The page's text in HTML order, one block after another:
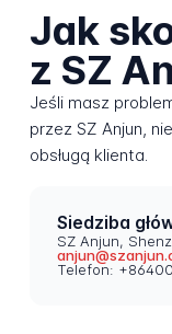
Jak
z SZ
Jeśli masz
przez SZ Anjun,
obsługą klienta.
Siedziba
SZ Anjun,
Telefon: